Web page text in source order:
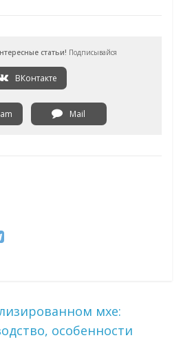
статьи! Подписывайся
ВКонтакте
Mail
мхе:
особенности